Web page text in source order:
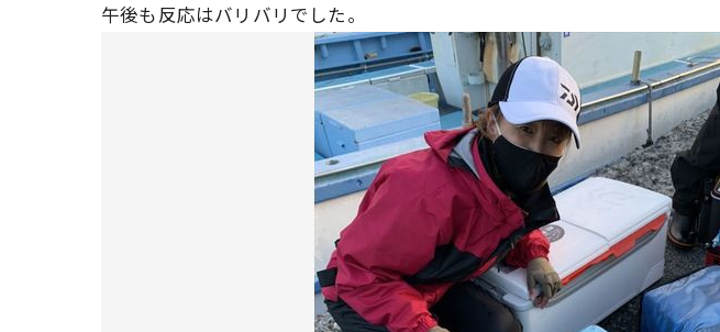
午後も反応はバリバリでした。